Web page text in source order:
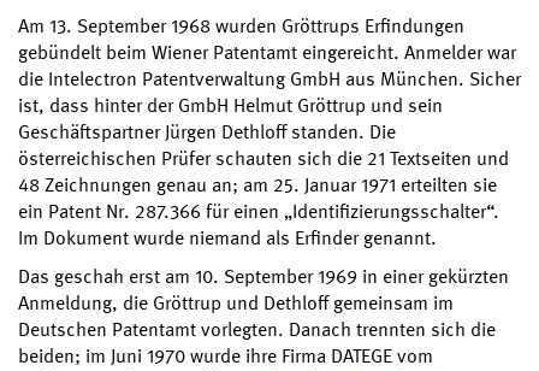
Am 13. September 1968 wurden Gröttrups Erfindungen
gebündelt beim Wiener Patentamt eingereicht. Anmelder war
die Intelectron Patentverwaltung GmbH aus München. Sicher
ist, dass hinter der GmbH Helmut Gröttrup und sein
Geschäftspartner Jürgen Dethloff standen. Die
österreichischen Prüfer schauten sich die 21 Textseiten und
48 Zeichnungen genau an; am 25. Januar 1971 erteilten sie
ein Patent Nr. 287.366 für einen „Identifizierungsschalter“.
Im Dokument wurde niemand als Erfinder genannt.
Das geschah erst am 10. September 1969 in einer gekürzten
Anmeldung, die Gröttrup und Dethloff gemeinsam im
Deutschen Patentamt vorlegten. Danach trennten sich die
beiden; im Juni 1970 wurde ihre Firma DATEGE vom